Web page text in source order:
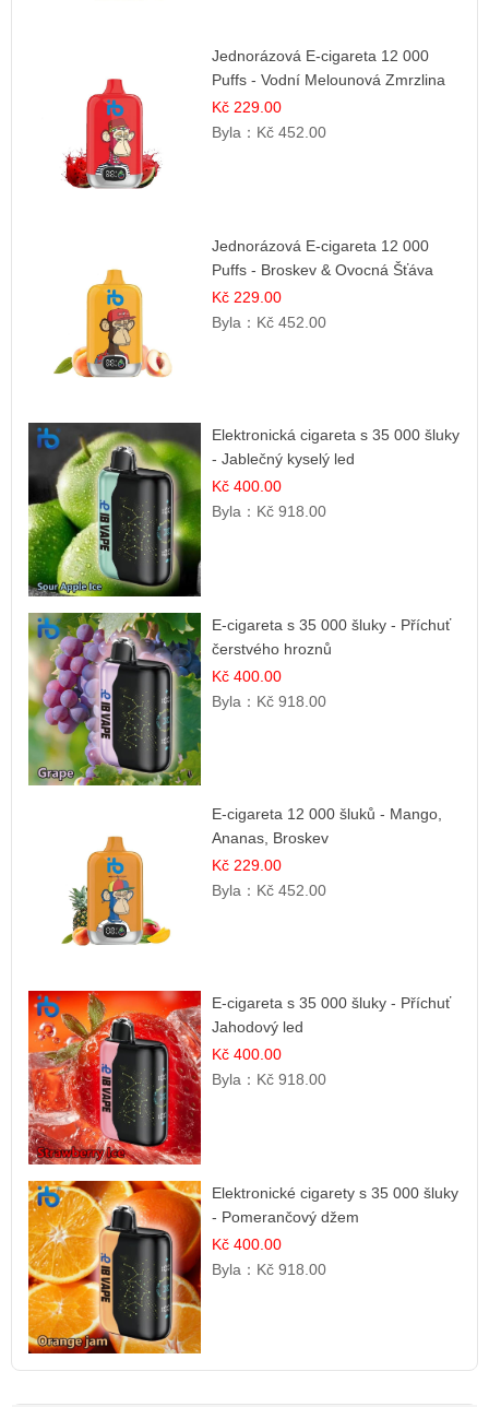
Jednorázová E-cigareta 12 000
Puffs - Vodní Melounová Zmrzlina
Kč 229.00
Byla： Kč 452.00
Jednorázová E-cigareta 12 000
Puffs - Broskev & Ovocná Šťáva
Kč 229.00
Byla： Kč 452.00
Elektronická cigareta s 35 000 šluky
- Jablečný kyselý led
Kč 400.00
Byla： Kč 918.00
E-cigareta s 35 000 šluky - Příchuť
čerstvého hroznů
Kč 400.00
Byla： Kč 918.00
E-cigareta 12 000 šluků - Mango,
Ananas, Broskev
Kč 229.00
Byla： Kč 452.00
E-cigareta s 35 000 šluky - Příchuť
Jahodový led
Kč 400.00
Byla： Kč 918.00
Elektronické cigarety s 35 000 šluky
- Pomerančový džem
Kč 400.00
Byla： Kč 918.00